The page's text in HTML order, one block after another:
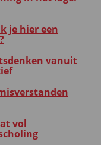
je hier een
vanuit
vol